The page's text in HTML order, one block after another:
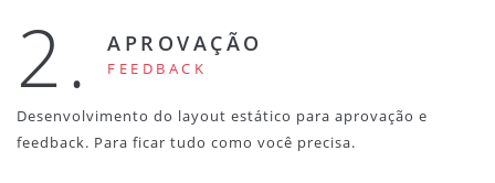
2. APROVAÇÃO
FEEDBACK
Desenvolvimento do layout estático para aprovação e
feedback. Para ficar tudo como você precisa.